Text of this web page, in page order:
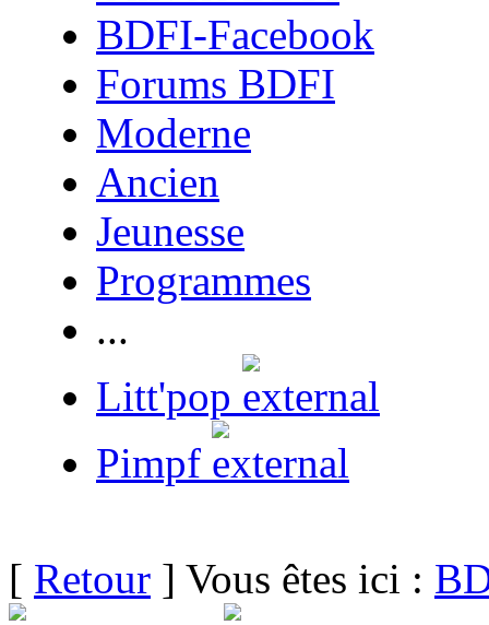
BDFI-Facebook
Forums BDFI
Moderne
Ancien
Jeunesse
Programmes
...
Litt'pop
Pimpf
[ Retour ] Vous êtes ici :